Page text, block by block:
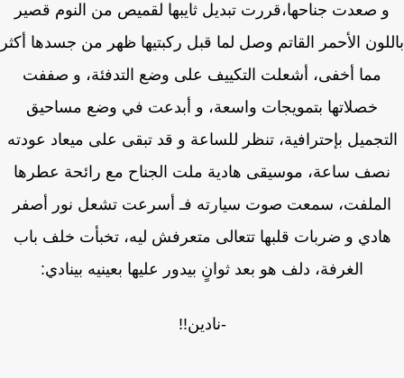
صعدت جناحها،قررت تبديل ثايبها لقميص من النوم قصير
الأحمر القاتم وصل لما قبل ركبتيها ظهر من جسدها أكثر
مما أخفى، أشعلت التكييف على وضع التدفئة، و صففت
خصلاتها بتمويجات واسعة، و أبدعت في وضع مساحيق
بإحترافية، تنظر للساعة و قد تبقى على ميعاد عودته
ساعة، موسيقى هادية ملت الجناح مع رائحة عطرها
سمعت صوت سيارته فـ أسرعت تشعل نور أصفر
و ضربات قلبها تتعالى متعرفش ليه، تخبأت خلف باب
الغرفة، دلف هو بعد ثوانٍ بيدور عليها بعينيه بينادي:
-نادين!!